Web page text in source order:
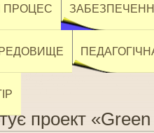
ПРОЦЕС
проект